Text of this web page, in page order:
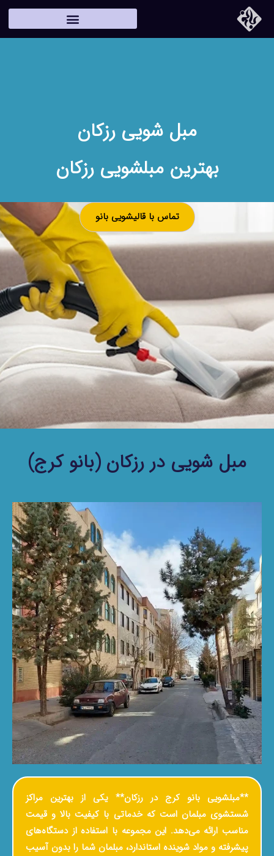
مبل شویی رزکان
بهترین مبلشویی رزکان
تماس با قالیشویی بانو
مبل شویی در رزکان (بانو کرج)
**مبلشویی بانو کرج در رزکان** یکی از بهترین مراکز
شستشوی مبلمان است که خدماتی با کیفیت بالا و قیمت
مناسب ارائه می‌دهد. این مجموعه با استفاده از دستگاه‌های
پیشرفته و مواد شوینده استاندارد، مبلمان شما را بدون آسیب